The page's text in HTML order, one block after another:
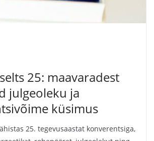
25: maavaradest
julgeoleku ja
küsimus
25. tegevusaastat konverentsiga,